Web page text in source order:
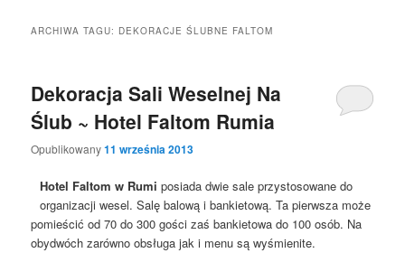
ARCHIWA TAGU: DEKORACJE ŚLUBNE FALTOM
Dekoracja Sali Weselnej Na
Ślub ~ Hotel Faltom Rumia
Opublikowany11 września 2013
Hotel Faltom w Rumi posiada dwie sale przystosowane do
organizacji wesel. Salę balową i bankietową. Ta pierwsza może
pomieścić od 70 do 300 gości zaś bankietowa do 100 osób. Na
obydwóch zarówno obsługa jak i menu są wyśmienite.